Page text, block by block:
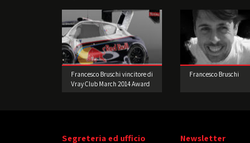
Francesco Bruschi vincitore di
Vray Club March 2014 Award
Francesco Bruschi
Segreteria ed ufficio Newsletter